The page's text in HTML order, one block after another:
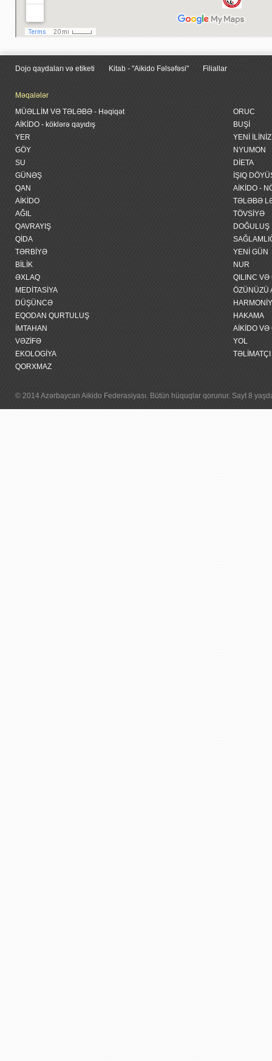
Dojo qaydaları və etiketi Kitab - "Aikido Fəlsəfəsi" Filiallar
Məqalələr
MÜƏLLİM VƏ TƏLƏBƏ - Həqiqət
AİKİDO - köklərə qayıdış
YER
GÖY
SU
GÜNƏŞ
QAN
AİKİDO
AĞIL
QAVRAYIŞ
QİDA
TƏRBİYƏ
BİLİK
ƏXLAQ
MEDİTASİYA
DÜŞÜNCƏ
EQODAN QURTULUŞ
İMTAHAN
VƏZİFƏ
EKOLOGİYA
QORXMAZ
ORUC
BUŞİ
YENİ
NYUMON
DİETA
İŞIQ
AİKİDO -
TƏLƏBƏ
TÖVSİYƏ
DOĞULUŞ
YENİ GÜN
NUR
QILINC VƏ
ÖZÜNÜZÜ
HAKAMA
AİKİDO VƏ
YOL
© 2014 Azərbaycan Aikido Federasiyası. Bütün hüquqlar qorunur. Sayt 8